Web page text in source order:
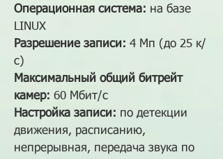
Операционная система: на базе
LINUX
Разрешение записи: 4 Мп (до 25 к/
с)
Максимальный общий битрейт
камер: 60 Мбит/с
Настройка записи: по детекции
движения, расписанию,
непрерывная, передача звука по